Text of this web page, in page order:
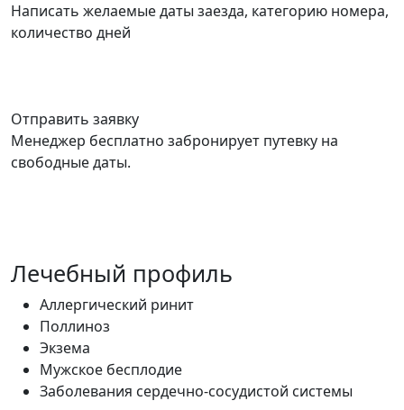
Написать желаемые даты заезда, категорию номера,
количество дней
Отправить заявку
Менеджер бесплатно забронирует путевку на
свободные даты.
Лечебный профиль
Аллергический ринит
Поллиноз
Экзема
Мужское бесплодие
Заболевания сердечно-сосудистой системы